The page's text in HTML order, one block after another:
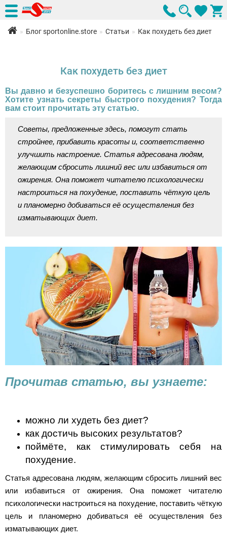
Блог sportonline.store Статьи Как похудеть без диет
Как похудеть без диет
Вы давно и безуспешно боритесь с лишним весом?
Хотите узнать секреты быстрого похудения? Тогда
вам стоит прочитать эту статью.
Советы, предложенные здесь, помогут стать
стройнее, прибавить красоты и, соответственно
улучшить настроение. Статья адресована людям,
желающим сбросить лишний вес или избавиться от
ожирения. Она поможет читателю психологически
настроиться на похудение, поставить чёткую цель
и планомерно добиваться её осуществления без
изматывающих диет.
Прочитав статью, вы узнаете:
можно ли худеть без диет?
как достичь высоких результатов?
поймёте, как стимулировать себя на
похудение.
Статья адресована людям, желающим сбросить лишний вес
или избавиться от ожирения. Она поможет читателю
психологически настроиться на похудение, поставить чёткую
цель и планомерно добиваться её осуществления без
изматывающих диет.